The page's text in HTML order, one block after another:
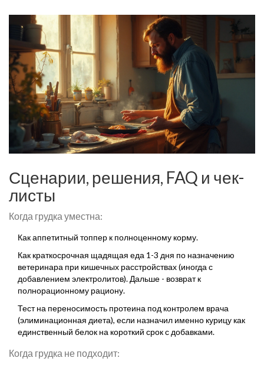
Сценарии, решения, FAQ и чек-
листы
Когда грудка уместна:
Как аппетитный топпер к полноценному корму.
Как краткосрочная щадящая еда 1-3 дня по назначению
ветеринара при кишечных расстройствах (иногда с
добавлением электролитов). Дальше - возврат к
полнорационному рациону.
Тест на переносимость протеина под контролем врача
(элиминационная диета), если назначил именно курицу как
единственный белок на короткий срок с добавками.
Когда грудка не подходит: